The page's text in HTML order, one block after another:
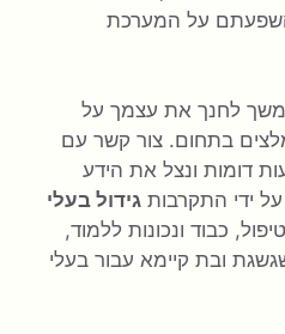
על המערכת
לחנך את עצמך על
בתחום. צור קשר עם
דומות ונצל את הידע
ידי התקרבות גידול בעלי
כבוד ונכונות ללמוד,
ובת קיימא עבור בעלי